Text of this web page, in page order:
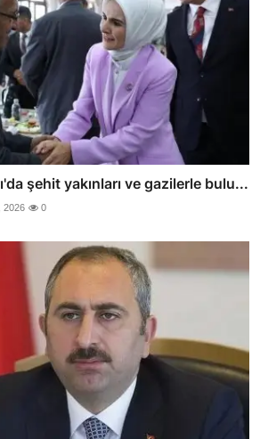
şehit yakınları ve gazilerle bulu...
2026 0